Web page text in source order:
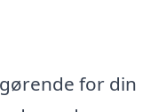
for din